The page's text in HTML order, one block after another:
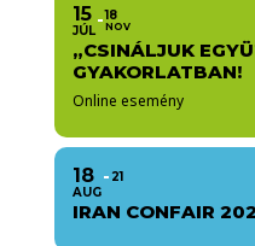
15
JÚL
18
NOV
„CSINÁLJUK
GYAKORLATBAN!
Online esemény
18
AUG
21
IRAN CONFAIR